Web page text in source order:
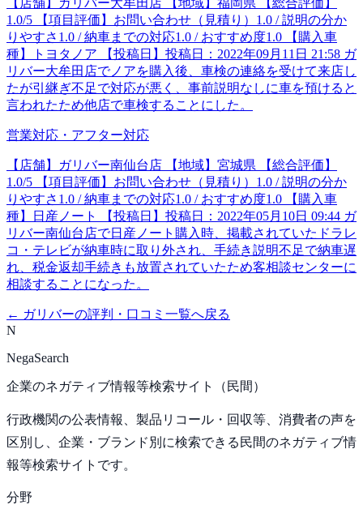
【店舗】ガリバー大牟田店 【地域】福岡県 【総合評価】
1.0/5 【項目評価】お問い合わせ（見積り）1.0 / 説明の分か
りやすさ1.0 / 納車までの対応1.0 / おすすめ度1.0 【購入車
種】トヨタノア 【投稿日】投稿日：2022年09月11日 21:58 ガ
リバー大牟田店でノアを購入後、車検の連絡を受けて来店し
たが引継ぎ不足で対応が悪く、事前説明なしに車を預けると
言われたため他店で車検することにした。
営業対応・アフター対応
【店舗】ガリバー南仙台店 【地域】宮城県 【総合評価】
1.0/5 【項目評価】お問い合わせ（見積り）1.0 / 説明の分か
りやすさ1.0 / 納車までの対応1.0 / おすすめ度1.0 【購入車
種】日産ノート 【投稿日】投稿日：2022年05月10日 09:44 ガ
リバー南仙台店で日産ノート購入時、掲載されていたドラレ
コ・テレビが納車時に取り外され、手続き説明不足で納車遅
れ、税金返却手続きも放置されていたため客相談センターに
相談することになった。
← ガリバーの評判・口コミ一覧へ戻る
N
NegaSearch
企業のネガティブ情報等検索サイト（民間）
行政機関の公表情報、製品リコール・回収等、消費者の声を
区別し、企業・ブランド別に検索できる民間のネガティブ情
報等検索サイトです。
分野